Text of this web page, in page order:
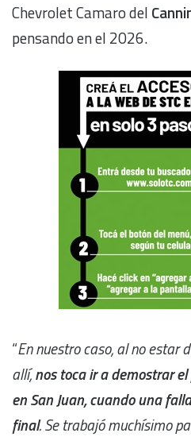
Chevrolet Camaro del
pensando en el 2026.
“En nuestro caso, al no estar
allí,nos toca ir a demostrar
en San Juan, cuando una
final. Se trabajó muchísimo